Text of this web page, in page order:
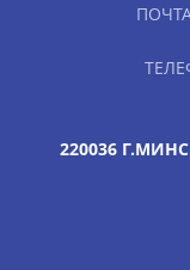
220036